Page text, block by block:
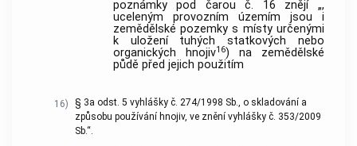
poznámky pod čarou č. 16 znějí „,
uceleným provozním územím jsou i
zemědělské pozemky s místy určenými
k uložení tuhých statkových nebo
organických hnojiv16) na zemědělské
půdě před jejich použitím
16)
§ 3a odst. 5 vyhlášky č. 274/1998 Sb., o skladování a
způsobu používání hnojiv, ve znění vyhlášky č. 353/2009
Sb.“.